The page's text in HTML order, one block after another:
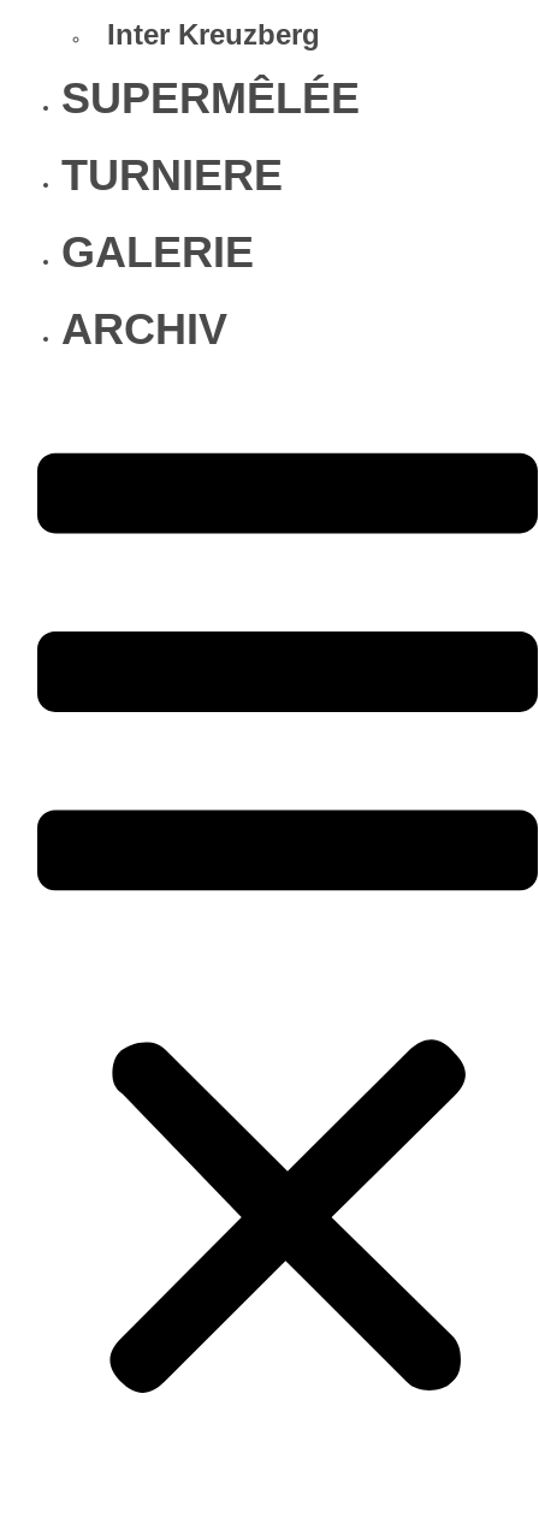
Inter Kreuzberg
SUPERMÊLÉE
TURNIERE
GALERIE
ARCHIV